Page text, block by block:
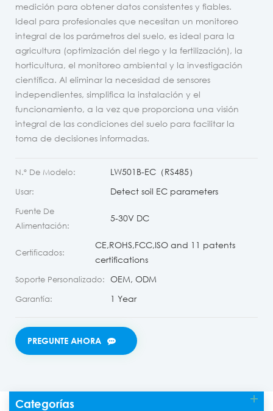
medición para obtener datos consistentes y fiables.
Ideal para profesionales que necesitan un monitoreo
integral de los parámetros del suelo, es ideal para la
agricultura (optimización del riego y la fertilización), la
horticultura, el monitoreo ambiental y la investigación
científica. Al eliminar la necesidad de sensores
independientes, simplifica la instalación y el
funcionamiento, a la vez que proporciona una visión
integral de las condiciones del suelo para facilitar la
toma de decisiones informadas.
N.º De Modelo: LW501B-EC（RS485）
Usar: Detect soil EC parameters
Fuente De
Alimentación:
5-30V DC
Certificados:
CE,ROHS,FCC,ISO and 11 patents
certifications
Soporte Personalizado: OEM, ODM
Garantía: 1 Year
PREGUNTE AHORA
Categorías